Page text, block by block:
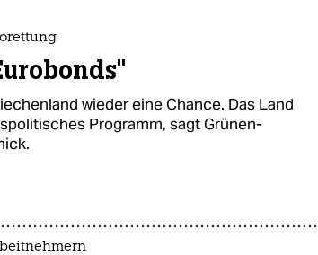
wieder eine Chance. Das Land
Programm, sagt Grünen-